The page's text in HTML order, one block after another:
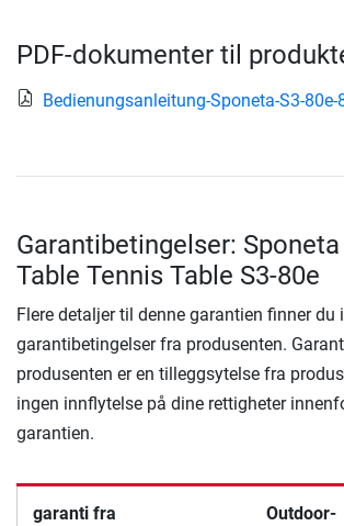
PDF-dokumenter til
Bedienungsanleitung-Sponeta-S3-80e-
Garantibetingelser:
Table Tennis Table S3-80e
Flere detaljer til denne garantien finner du i
garantibetingelser fra produsenten.
produsenten er en tilleggsytelse fra
ingen innflytelse på dine rettigheter
garantien.
garanti fra
Outdoor-